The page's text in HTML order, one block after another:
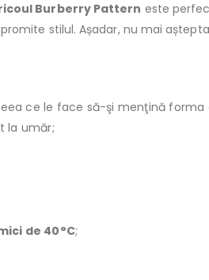
Burberry Pattern este
stilul. Așadar, nu mai
ce le face să-şi menţină forma
la umăr;
de 40°C;